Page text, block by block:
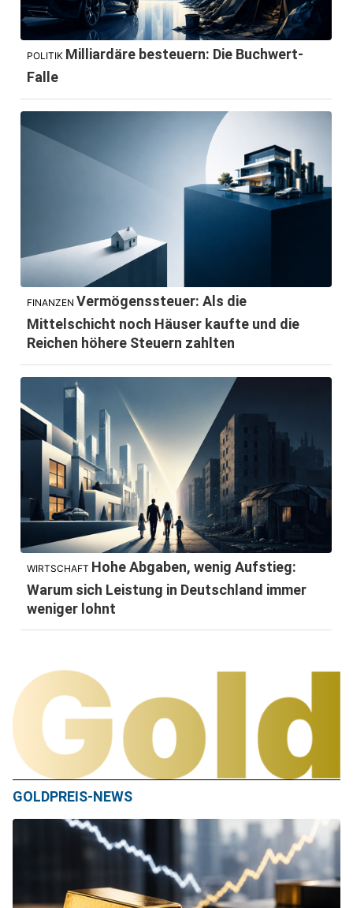
POLITIK Milliardäre besteuern: Die Buchwert-
Falle
FINANZEN Vermögenssteuer: Als die
Mittelschicht noch Häuser kaufte und die
Reichen höhere Steuern zahlten
WIRTSCHAFT Hohe Abgaben, wenig Aufstieg:
Warum sich Leistung in Deutschland immer
weniger lohnt
GOLDPREIS-NEWS